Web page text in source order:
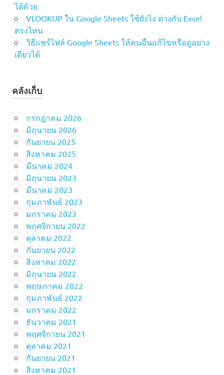
สูตร
CONCAT
เทียบ
TEXTJOIN
สูตร
สูตร
ว่าง
ได้ด้วย
VLOOKUP ใน Google Sheets ใช้ยังไง ต่างกับ Excel
ตรงไหน
วิธีแชร์ไฟล์ Google Sheets ให้คนอื่นแก้ไขหรือดูอย่าง
เดียวได้
คลังเก็บ
กรกฎาคม 2026
มิถุนายน 2026
กันยายน 2025
สิงหาคม 2025
มีนาคม 2024
มิถุนายน 2023
มีนาคม 2023
กุมภาพันธ์ 2023
มกราคม 2023
พฤศจิกายน 2022
ตุลาคม 2022
กันยายน 2022
สิงหาคม 2022
มิถุนายน 2022
พฤษภาคม 2022
กุมภาพันธ์ 2022
มกราคม 2022
ธันวาคม 2021
พฤศจิกายน 2021
ตุลาคม 2021
กันยายน 2021
สิงหาคม 2021